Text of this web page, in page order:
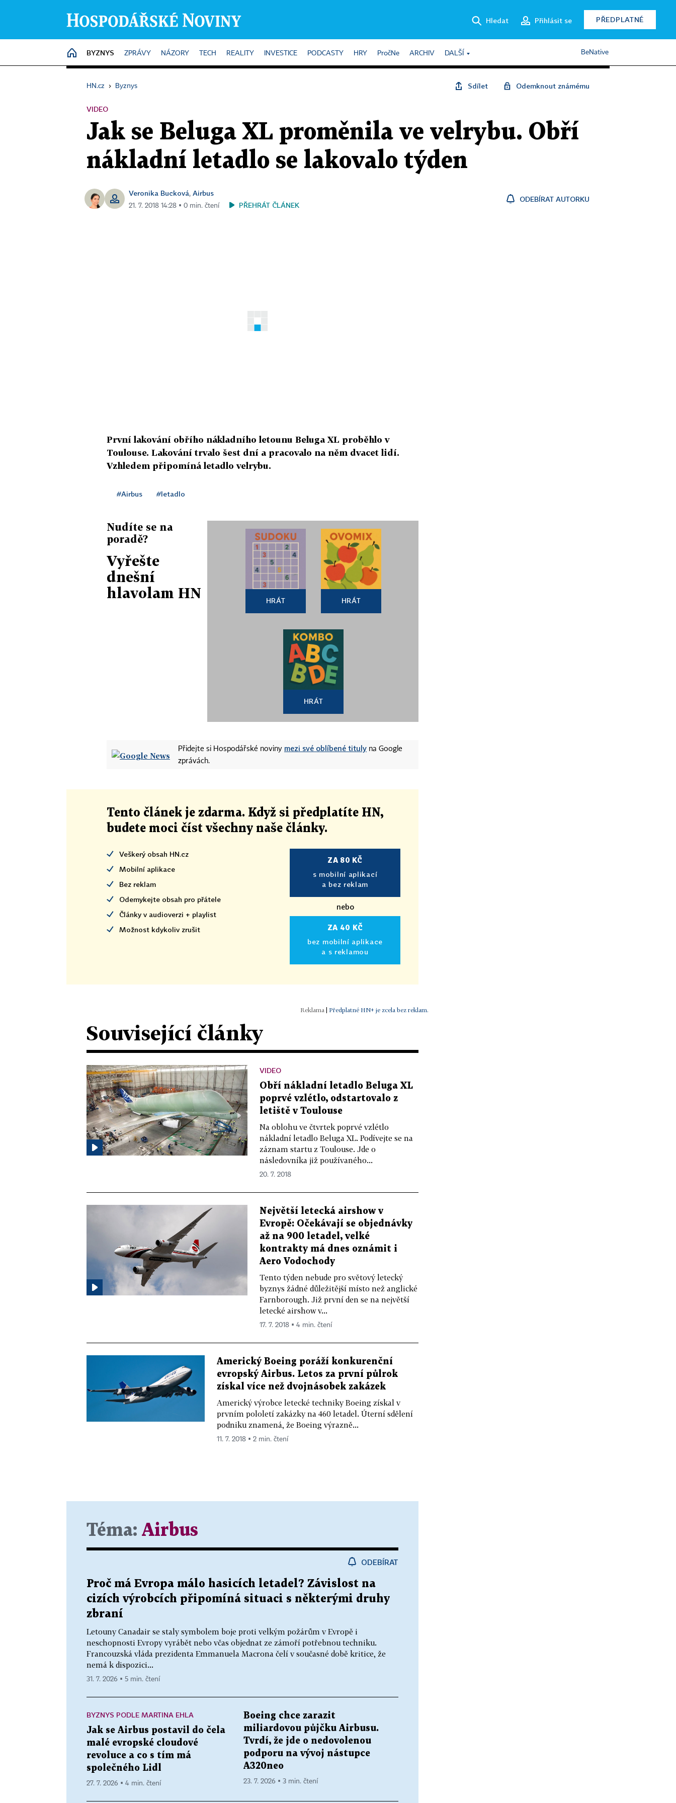
Hledat Přihlásit se PŘEDPLATNÉ
HOME
BYZNYS ZPRÁVY NÁZORY TECH REALITY INVESTICE PODCASTY HRY PročNe ARCHIV DALŠÍ BeNative
HN.cz › Byznys Sdílet Odemknout známému
VIDEO
Jak se Beluga XL proměnila ve velrybu. Obří
nákladní letadlo se lakovalo týden
Veronika Bucková, Airbus
21. 7. 2018 14:28 ▪ 0 min. čtení PŘEHRÁT ČLÁNEK
ODEBÍRAT AUTORKU
První lakování obřího nákladního letounu Beluga XL proběhlo v
Toulouse. Lakování trvalo šest dní a pracovalo na něm dvacet lidí.
Vzhledem připomíná letadlo velrybu.
#Airbus #letadlo
Nudíte se na
poradě?
Vyřešte
dnešní
hlavolam HN
HRÁT HRÁT
HRÁT
Přidejte si Hospodářské noviny mezi své oblíbené tituly na Google
zprávách.
Tento článek je zdarma. Když si předplatíte HN,
budete moci číst všechny naše články.
Veškerý obsah HN.cz
Mobilní aplikace
Bez reklam
Odemykejte obsah pro přátele
Články v audioverzi + playlist
Možnost kdykoliv zrušit
ZA 80 KČ
s mobilní aplikací
a bez reklam
nebo
ZA 40 KČ
bez mobilní aplikace
a s reklamou
| Předplatné HN+ je zcela bez reklam.
Související články
VIDEO
Obří nákladní letadlo Beluga XL
poprvé vzlétlo, odstartovalo z
letiště v Toulouse
Na oblohu ve čtvrtek poprvé vzlétlo
nákladní letadlo Beluga XL. Podívejte se na
záznam startu z Toulouse. Jde o
následovníka již používaného...
20. 7. 2018
Největší letecká airshow v
Evropě: Očekávají se objednávky
až na 900 letadel, velké
kontrakty má dnes oznámit i
Aero Vodochody
Tento týden nebude pro světový letecký
byznys žádné důležitější místo než anglické
Farnborough. Již první den se na největší
letecké airshow v...
17. 7. 2018 ▪ 4 min. čtení
Americký Boeing poráží konkurenční
evropský Airbus. Letos za první půlrok
získal více než dvojnásobek zakázek
Americký výrobce letecké techniky Boeing získal v
prvním pololetí zakázky na 460 letadel. Úterní sdělení
podniku znamená, že Boeing výrazně...
11. 7. 2018 ▪ 2 min. čtení
Téma: Airbus
ODEBÍRAT
Proč má Evropa málo hasicích letadel? Závislost na
cizích výrobcích připomíná situaci s některými druhy
zbraní
Letouny Canadair se staly symbolem boje proti velkým požárům v Evropě i
neschopnosti Evropy vyrábět nebo včas objednat ze zámoří potřebnou techniku.
Francouzská vláda prezidenta Emmanuela Macrona čelí v současné době kritice, že
nemá k dispozici...
31. 7. 2026 ▪ 5 min. čtení
BYZNYS PODLE MARTINA EHLA
Jak se Airbus postavil do čela
malé evropské cloudové
revoluce a co s tím má
společného Lidl
27. 7. 2026 ▪ 4 min. čtení
Boeing chce zarazit
miliardovou půjčku Airbusu.
Tvrdí, že jde o nedovolenou
podporu na vývoj nástupce
A320neo
23. 7. 2026 ▪ 3 min. čtení